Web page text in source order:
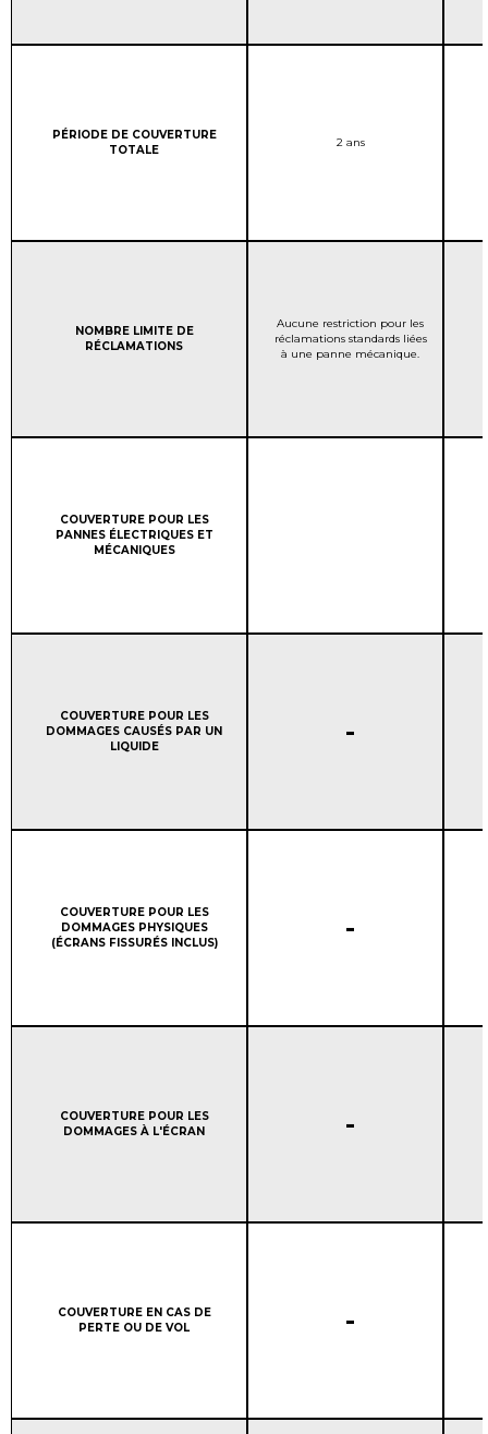
Column 1:
PÉRIODE DE COUVERTURE
TOTALE
Column 1:
NOMBRE LIMITE DE
RÉCLAMATIONS
Column 1:
COUVERTURE POUR LES
PANNES ÉLECTRIQUES ET
MÉCANIQUES
Column 1:
COUVERTURE POUR LES
DOMMAGES CAUSÉS PAR UN
LIQUIDE
Column 1:
COUVERTURE POUR LES
DOMMAGES PHYSIQUES
(ÉCRANS FISSURÉS INCLUS)
Column 1:
COUVERTURE POUR LES
DOMMAGES À L'ÉCRAN
Column 1:
COUVERTURE EN CAS DE
PERTE OU DE VOL
COUVERTURE DE LA
2 ans
COUVERTURE DE LA
Aucune restriction pour les
réclamations standards liées
à une panne mécanique.
-
-
-
-